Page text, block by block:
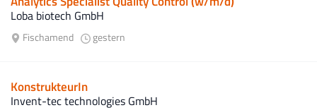
Loba biotech GmbH
Fischamend gestern
KonstrukteurIn
Invent-tec technologies GmbH